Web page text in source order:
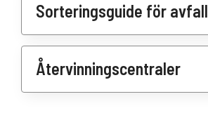
Sorteringsguide för avfall
Återvinningscentraler